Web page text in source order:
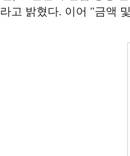
고 밝혔다. 이어 "금액